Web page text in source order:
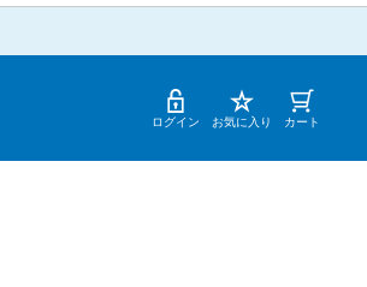
ログイン お気に入り カート